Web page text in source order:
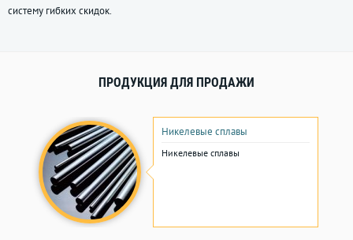
систему гибких скидок.
ПРОДУКЦИЯ ДЛЯ ПРОДАЖИ
Никелевые сплавы
Никелевые сплавы